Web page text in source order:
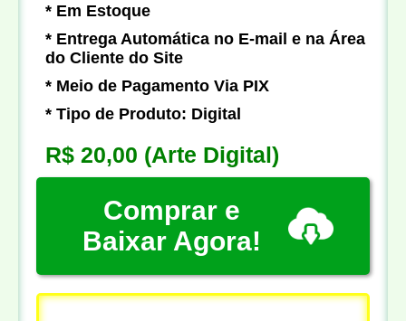
* Em Estoque
* Entrega Automática no E-mail e na Área
do Cliente do Site
* Meio de Pagamento Via PIX
* Tipo de Produto: Digital
R$ 20,00 (Arte Digital)
Comprar e
Baixar Agora!